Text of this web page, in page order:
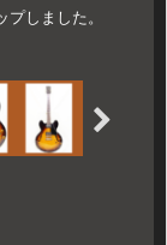
しました。